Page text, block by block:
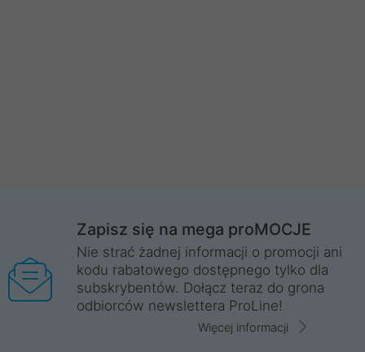
Zapisz się na mega proMOCJE
Nie strać żadnej informacji o promocji ani
kodu rabatowego dostępnego tylko dla
subskrybentów. Dołącz teraz do grona
odbiorców newslettera ProLine!
Więcej informacji